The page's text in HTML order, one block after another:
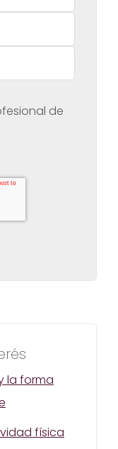
de
la forma
física